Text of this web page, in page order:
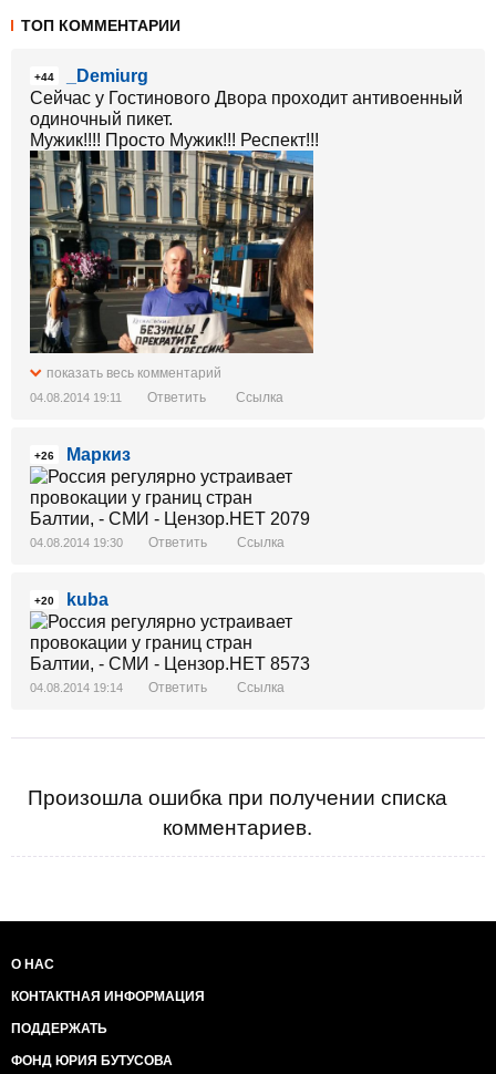
ТОП КОММЕНТАРИИ
+44
_Demiurg
Сейчас у Гостинового Двора проходит антивоенный
одиночный пикет.
Мужик!!!! Просто Мужик!!! Респект!!!
показать весь комментарий
04.08.2014 19:11 Ответить Ссылка
+26 Маркиз
04.08.2014 19:30 Ответить Ссылка
+20 kuba
04.08.2014 19:14 Ответить Ссылка
Произошла ошибка при получении списка
комментариев.
О НАС
КОНТАКТНАЯ ИНФОРМАЦИЯ
ПОДДЕРЖАТЬ
ФОНД ЮРИЯ БУТУСОВА